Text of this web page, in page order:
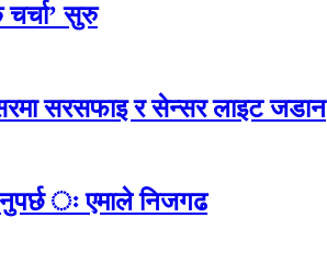
सुरु
सरसफाइ र सेन्सर लाइट जडान
ः एमाले निजगढ